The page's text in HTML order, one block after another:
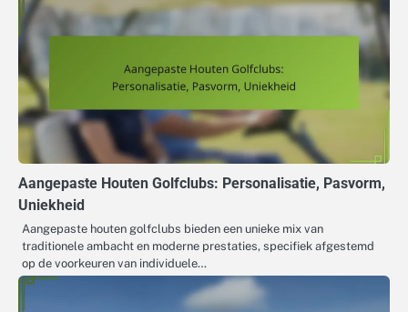
Aangepaste Houten Golfclubs: Personalisatie, Pasvorm,
Uniekheid
Aangepaste houten golfclubs bieden een unieke mix van
traditionele ambacht en moderne prestaties, specifiek afgestemd
op de voorkeuren van individuele…